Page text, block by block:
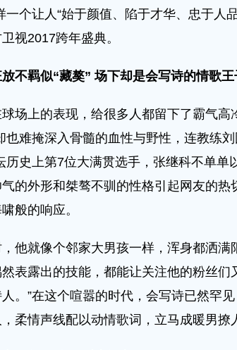
一个让人“始于颜值、陷于才华、忠于人
视2017跨年盛典。
不羁似“藏獒” 场下却是会写诗的情歌王
上的表现，给很多人都留下了霸气高冷
也难掩深入骨髓的血性与野性，连教练
历史上第7位大满贯选手，张继科不单
的外形和桀骜不驯的性格引起网友的
般的响应。
就像个邻家大男孩一样，浑身都洒满
表露出的技能，都能让关注他的粉丝们
。”在这个喧嚣的时代，会写诗已然罕
柔情声线配以动情歌词，立马成暖男撩